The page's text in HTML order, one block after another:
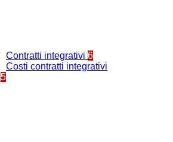
Contratti integrativi 6
Costi contratti integrativi
5